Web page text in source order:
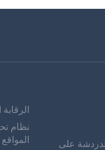
على
الرقابة
نظام
المواقع